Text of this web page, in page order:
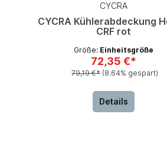
CYCRA
CYCRA Kühlerabdeckung
CRF rot
Größe: Einheitsgröße
72,35 €*
79,19 €* (8.64% gespart)
Details